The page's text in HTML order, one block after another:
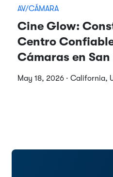
AV/CÁMARA
Cine Glow:
Centro
Cámaras en San
May 18, 2026 · California,